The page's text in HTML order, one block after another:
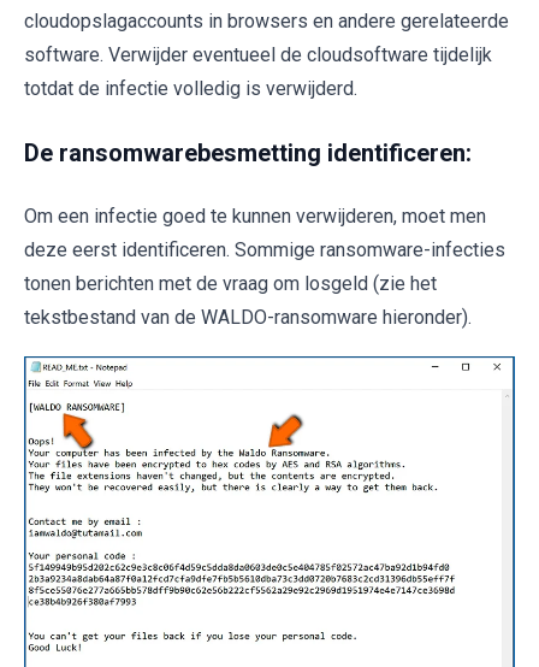
cloudopslagaccounts in browsers en andere gerelateerde
software. Verwijder eventueel de cloudsoftware tijdelijk
totdat de infectie volledig is verwijderd.
De ransomwarebesmetting identificeren:
Om een infectie goed te kunnen verwijderen, moet men
deze eerst identificeren. Sommige ransomware-infecties
tonen berichten met de vraag om losgeld (zie het
tekstbestand van de WALDO-ransomware hieronder).